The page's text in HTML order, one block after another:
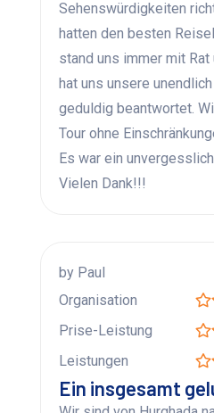
Sehenswürdigkeiten
hatten den besten
stand uns immer mit Rat
hat uns unsere
geduldig beantwortet.
Tour ohne
Es war ein
Vielen Dank!!!
by Paul
Organisation
Prise-Leistung
Leistungen
Ein insgesamt